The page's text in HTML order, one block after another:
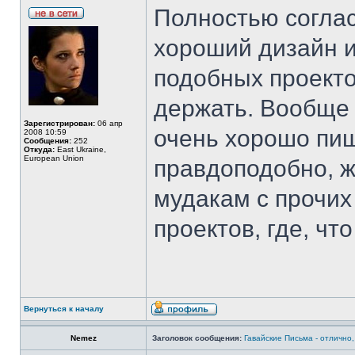
Зарегистрирован: 06 апр
2008 10:59
Сообщения: 252
Откуда: East Ukraine,
European Union
Полностью
хороший дизайн
подобных
держать. Вообще
очень хорошо
правдоподобно,
мудакам с
проектов, где,
Вернуться к началу
Nemez Заголовок сообщения: Гавайские Письма -